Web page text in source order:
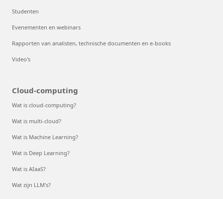
Studenten
Evenementen en webinars
Rapporten van analisten, technische documenten en e-books
Video's
Cloud-computing
Wat is cloud-computing?
Wat is multi-cloud?
Wat is Machine Learning?
Wat is Deep Learning?
Wat is AIaaS?
Wat zijn LLM's?